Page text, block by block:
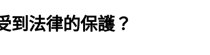
到法律的保護？